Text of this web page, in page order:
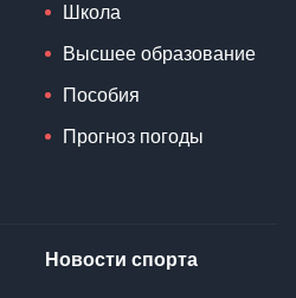
Школа
Высшее образование
Пособия
Прогноз погоды
Новости спорта